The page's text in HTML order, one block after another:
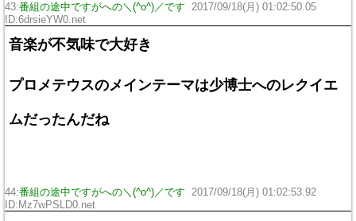
43:番組の途中ですがへの＼(^o^)／です
2017/09/18(月) 01:02:50.05
ID:6drsieYW0.net
音楽が不気味で大好き
プロメテウスのメインテーマは少博士へのレクイエ
ムだったんだね
44:番組の途中ですがへの＼(^o^)／です
2017/09/18(月) 01:02:53.92
ID:Mz7wPSLD0.net